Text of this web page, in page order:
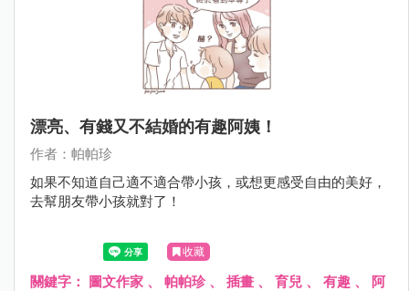
漂亮、有錢又不結婚的有趣阿姨！
作者：帕帕珍
如果不知道自己適不適合帶小孩，或想更感受自由的美好，
去幫朋友帶小孩就對了！
收藏
關鍵字： 圖文作家 、 帕帕珍、 插畫 、 育兒 、 有趣 、
阿